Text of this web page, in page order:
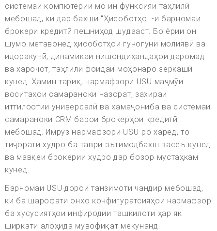
системаи компютерии мо ин функсияи таҳлилӣ
мебошад, ки дар бахши "Ҳисоботҳо" -и барномаи
брокери кредитӣ пешниҳод шудааст. Бо ёрии он
шумо метавонед ҳисоботҳои гуногуни молиявӣ ва
идоракунӣ, динамикаи нишондиҳандаҳои даромад
ва хароҷот, таҳлили фоидаи моҳонаро зеркашӣ
кунед. Ҳамин тариқ, нармафзори USU маҷмӯи
воситаҳои самараноки назорат, захираи
иттилоотии универсалӣ ва ҳамаҷониба ва системаи
самараноки CRM барои брокерҳои кредитӣ
мебошад. Имрӯз нармафзори USU-ро харед, то
тиҷорати худро ба таври эътимодбахш васеъ кунед
ва мавқеи брокерии худро дар бозор мустаҳкам
кунед.
Барномаи USU дорои танзимоти чандир мебошад,
ки ба шарофати онҳо конфигуратсияҳои нармафзор
ба хусусиятҳои инфиродии ташкилоти ҳар як
ширкати алоҳида мувофиқат мекунанд.